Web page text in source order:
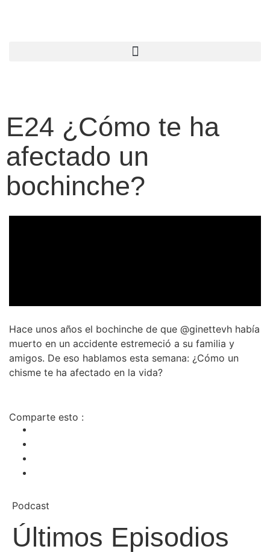
E24 ¿Cómo te ha
afectado un
bochinche?
Hace unos años el bochinche de que @ginettevh había
muerto en un accidente estremeció a su familia y
amigos. De eso hablamos esta semana: ¿Cómo un
chisme te ha afectado en la vida?
Comparte esto :
Podcast
Últimos Episodios